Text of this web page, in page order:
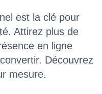
est la clé pour
Attirez plus de
en ligne
Découvrez
mesure.